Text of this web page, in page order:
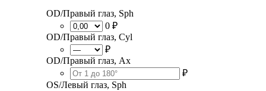
OD/Правый глаз, Sph
0 ₽
OD/Правый глаз, Cyl
₽
OD/Правый глаз, Ax
₽
OS/Левый глаз, Sph